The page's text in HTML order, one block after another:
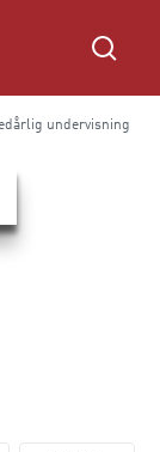
undervisning